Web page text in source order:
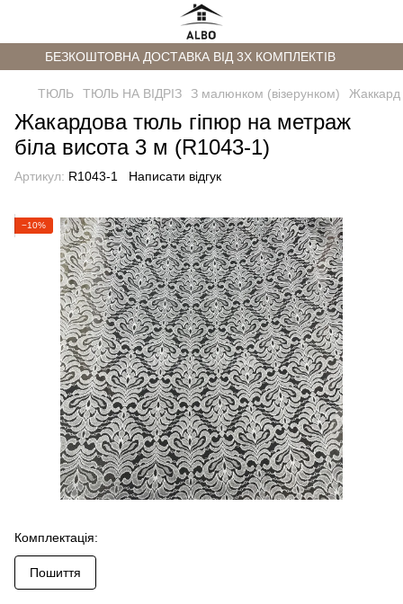
БЕЗКОШТОВНА ДОСТАВКА ВІД 3Х КОМПЛЕКТІВ
ТЮЛЬ ТЮЛЬ НА ВІДРІЗ З малюнком (візерунком) Жаккард
Жакардова тюль гіпюр на метраж
біла висота 3 м (R1043-1)
Артикул: R1043-1 Написати відгук
−10%
Комплектація:
Пошиття